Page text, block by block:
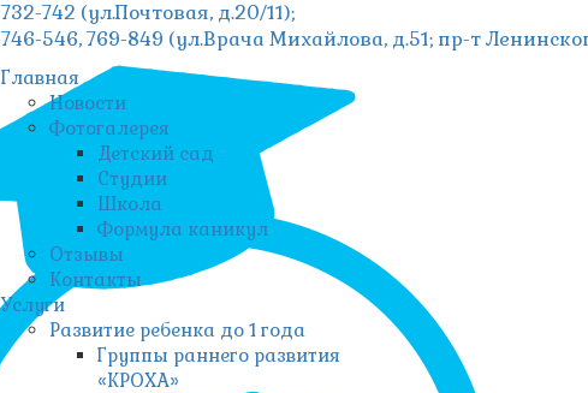
732-742 (ул.Почтовая, д.20/11);
746-546, 769-849 (ул.Врача Михайлова, д.51; пр-т
Главная
Новости
Фотогалерея
Детский сад
Студии
Школа
Формула каникул
Отзывы
Контакты
Услуги
Развитие ребенка до 1 года
Группы раннего развития
«КРОХА»